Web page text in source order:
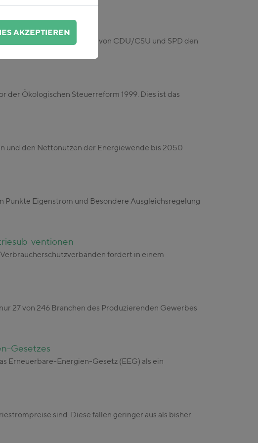
des Koalitionsvertrags von CDU/CSU und SPD den
der Ökologischen Steuerreform 1999. Dies ist das
und den Nettonutzen der Energiewende bis 2050
Eigenstrom und Besondere Ausgleichsregelung
ventionen
fordert in einem
27 von 246 Branchen des Produzierenden Gewerbes
Gesetzes
Erneuerbare-Energien-Gesetz (EEG) als ein
sind. Diese fallen geringer aus als bisher
AKZEPTIEREN